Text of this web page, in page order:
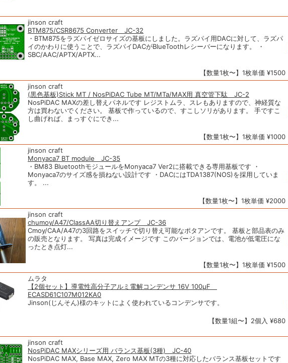
jinson craft
BTM875/CSR8675 Converter JC-32
・BTM875をラズパイゼロサイズの基板にしました。ラズパイ用DACに対して、ラズパ
イのかわりに使うことで、ラズパイDACがBlueToothレシーバーになります。 ・
SBC/AAC/APTX/APTX...
【数量1枚〜】1枚単価 ¥1500
jinson craft
(黒色基板)Stick MT / NosPiDAC Tube MT/MTa/MAX用 真空管下駄 JC-2
NosPiDAC MAXの差し替えパネルです レジストムラ、スレもありますので、神経質な
方は買わないでください。 基板で作っているので、すこしソリがあります。 手ですこ
し曲げれば、まっすぐにでき...
【数量1枚〜】1枚単価 ¥1000
jinson craft
Monyaca7 BT module JC-35
・BM83 BluetoothモジュールをMonyaca7 Ver2に搭載できる専用基板です ・
Monyaca7のサイズ感を損ねない設計です ・DACにはTDA1387(NOS)を採用していま
す。 ...
【数量1枚〜】1枚単価 ¥2000
jinson craft
chumoy/A47/ClassAA切り替えアンプ JC-36
Cmoy/CAA/A47の3回路をスイッチで切り替え可能なポタアンです。 基板と部品表のみ
の販売となります。 写真は完成イメージです このバージョンでは、電池が低電圧にな
ったとき点灯...
【数量1枚〜】1枚単価 ¥1500
ムラタ
【2個セット】導電性高分子アルミ電解コンデンサ 16V 100µF
ECASD61C107M012KA0
Jinson(じんそん)様のキットによく使われているコンデンサです。
【数量1組〜】2個入 ¥680
jinson craft
NosPiDAC MAXシリーズ用 バランス基板(3種) JC-40
NosPiDAC MAX, Base MAX, Zero MAX MTの3種に対応したバランス基板セットです